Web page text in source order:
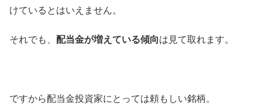
けているとはいえません。
それでも、 配当金が増えている傾向は見て取れます。
ですから配当金投資家にとっては頼もしい銘柄。